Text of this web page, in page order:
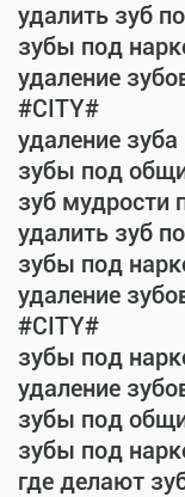
удалить зуб
зубы под
удаление
#CITY#
удаление
зубы под
зуб мудрости
удалить зуб
зубы под
удаление
#CITY#
зубы под
удаление
зубы под
зубы под
где делают